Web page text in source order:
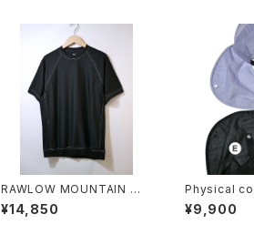
RAWLOW MOUNTAIN WO
RKS / DAD LITE CREW
¥14,850
Physical
Quiet smr
¥9,900